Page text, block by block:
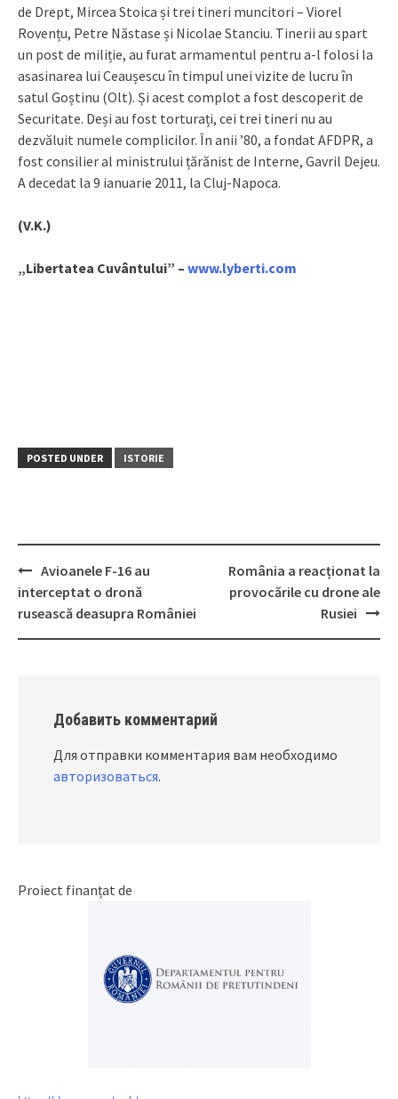
de Drept, Mircea Stoica și trei tineri muncitori – Viorel
Rovențu, Petre Năstase și Nicolae Stanciu. Tinerii au spart
un post de miliție, au furat armamentul pentru a-l folosi la
asasinarea lui Ceaușescu în timpul unei vizite de lucru în
satul Goștinu (Olt). Și acest complot a fost descoperit de
Securitate. Deși au fost torturați, cei trei tineri nu au
dezvăluit numele complicilor. În anii ’80, a fondat AFDPR, a
fost consilier al ministrului țărănist de Interne, Gavril Dejeu.
A decedat la 9 ianuarie 2011, la Cluj-Napoca.
(V.K.)
„Libertatea Cuvântului” – www.lyberti.com
POSTED UNDER ISTORIE
Post
navigation
Avioanele F-16 au
interceptat o dronă
rusească deasupra României
România a reacționat la
provocările cu drone ale
Rusiei
Добавить комментарий
Для отправки комментария вам необходимо
авторизоваться.
Proiect finanțat de